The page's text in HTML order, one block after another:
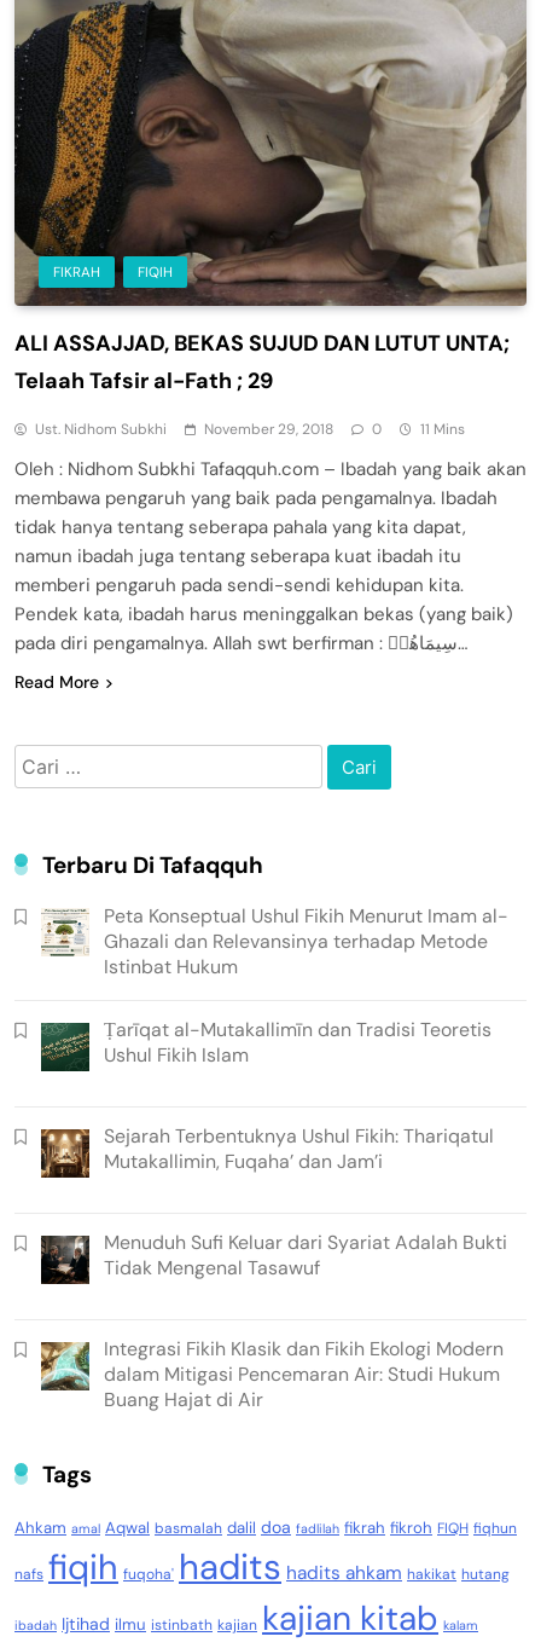
FIKRAH FIQIH
ALI ASSAJJAD, BEKAS SUJUD DAN LUTUT UNTA;
Telaah Tafsir al-Fath ; 29
Ust. Nidhom Subkhi November 29, 2018 0 11 Mins
Oleh : Nidhom Subkhi Tafaqquh.com – Ibadah yang baik akan
membawa pengaruh yang baik pada pengamalnya. Ibadah
tidak hanya tentang seberapa pahala yang kita dapat,
namun ibadah juga tentang seberapa kuat ibadah itu
memberi pengaruh pada sendi-sendi kehidupan kita.
Pendek kata, ibadah harus meninggalkan bekas (yang baik)
pada diri pengamalnya. Allah swt berfirman : سِيمَاهُمۡ…
Read More
Cari
untuk:
Terbaru Di Tafaqquh
Peta Konseptual Ushul Fikih Menurut Imam al-
Ghazali dan Relevansinya terhadap Metode
Istinbat Hukum
Ṭarīqat al-Mutakallimīn dan Tradisi Teoretis
Ushul Fikih Islam
Sejarah Terbentuknya Ushul Fikih: Thariqatul
Mutakallimin, Fuqaha’ dan Jam’i
Menuduh Sufi Keluar dari Syariat Adalah Bukti
Tidak Mengenal Tasawuf
Integrasi Fikih Klasik dan Fikih Ekologi Modern
dalam Mitigasi Pencemaran Air: Studi Hukum
Buang Hajat di Air
Tags
Ahkam amal Aqwal basmalah dalil doa fadlilah fikrah fikroh FIQH fiqhun
nafs fiqih fuqoha' hadits hadits ahkam hakikat hutang
ibadah Ijtihad ilmu istinbath kajian kajian kitab kalam